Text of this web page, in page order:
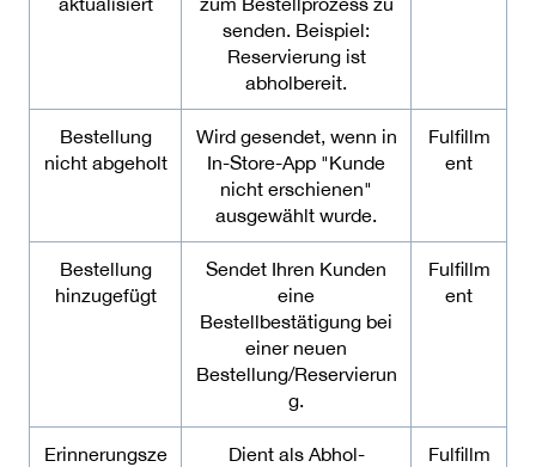
senden. Beispiel:
Reservierung ist
abholbereit.
Bestellung
nicht abgeholt
Wird gesendet, wenn in
In-Store-App "Kunde
nicht erschienen"
ausgewählt wurde.
Fulfillm
ent
Bestellung
hinzugefügt
Sendet Ihren Kunden
eine
Bestellbestätigung bei
einer neuen
Bestellung/Reservierun
g.
Fulfillm
ent
Erinnerungsze
Dient als Abhol-
Fulfillm